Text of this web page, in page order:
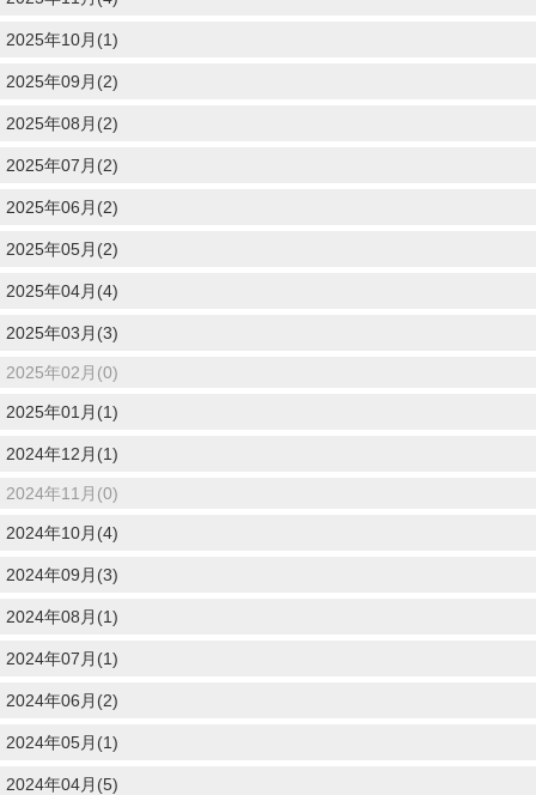
2025年10月(1)
2025年09月(2)
2025年08月(2)
2025年07月(2)
2025年06月(2)
2025年05月(2)
2025年04月(4)
2025年03月(3)
2025年02月(0)
2025年01月(1)
2024年12月(1)
2024年11月(0)
2024年10月(4)
2024年09月(3)
2024年08月(1)
2024年07月(1)
2024年06月(2)
2024年05月(1)
2024年04月(5)